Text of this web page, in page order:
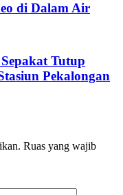
di Dalam Air
Tutup
Pekalongan
Ruas yang wajib